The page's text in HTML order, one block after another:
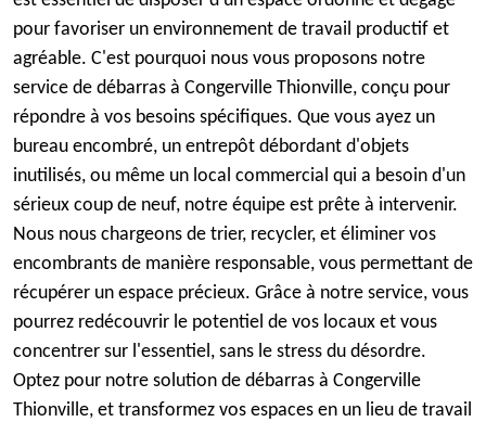
pour favoriser un environnement de travail productif et
agréable. C'est pourquoi nous vous proposons notre
service de débarras à Congerville Thionville, conçu pour
répondre à vos besoins spécifiques. Que vous ayez un
bureau encombré, un entrepôt débordant d'objets
inutilisés, ou même un local commercial qui a besoin d'un
sérieux coup de neuf, notre équipe est prête à intervenir.
Nous nous chargeons de trier, recycler, et éliminer vos
encombrants de manière responsable, vous permettant de
récupérer un espace précieux. Grâce à notre service, vous
pourrez redécouvrir le potentiel de vos locaux et vous
concentrer sur l'essentiel, sans le stress du désordre.
Optez pour notre solution de débarras à Congerville
Thionville, et transformez vos espaces en un lieu de travail